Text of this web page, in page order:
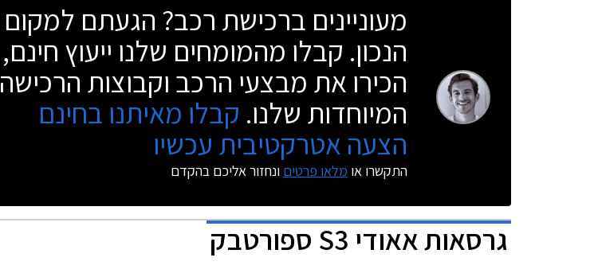
מעוניינים ברכישת רכב? הגעתם למקום
הנכון. קבלו מהמומחים שלנו ייעוץ חינם,
הכירו את מבצעי הרכב וקבוצות הרכישה
המיוחדות שלנו. קבלו מאיתנו בחינם
הצעה אטרקטיבית עכשיו
התקשרו או מלאו פרטים ונחזור אליכם בהקדם
גרסאותאאודי S3 ספורטבק